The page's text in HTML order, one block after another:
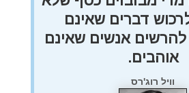
דברים שאינם
להרשים אנשים שאינם
אוהבים.
וויל רוג'רס